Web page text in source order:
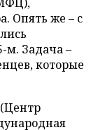
Опять же – с
м. Задача –
которые
(Центр